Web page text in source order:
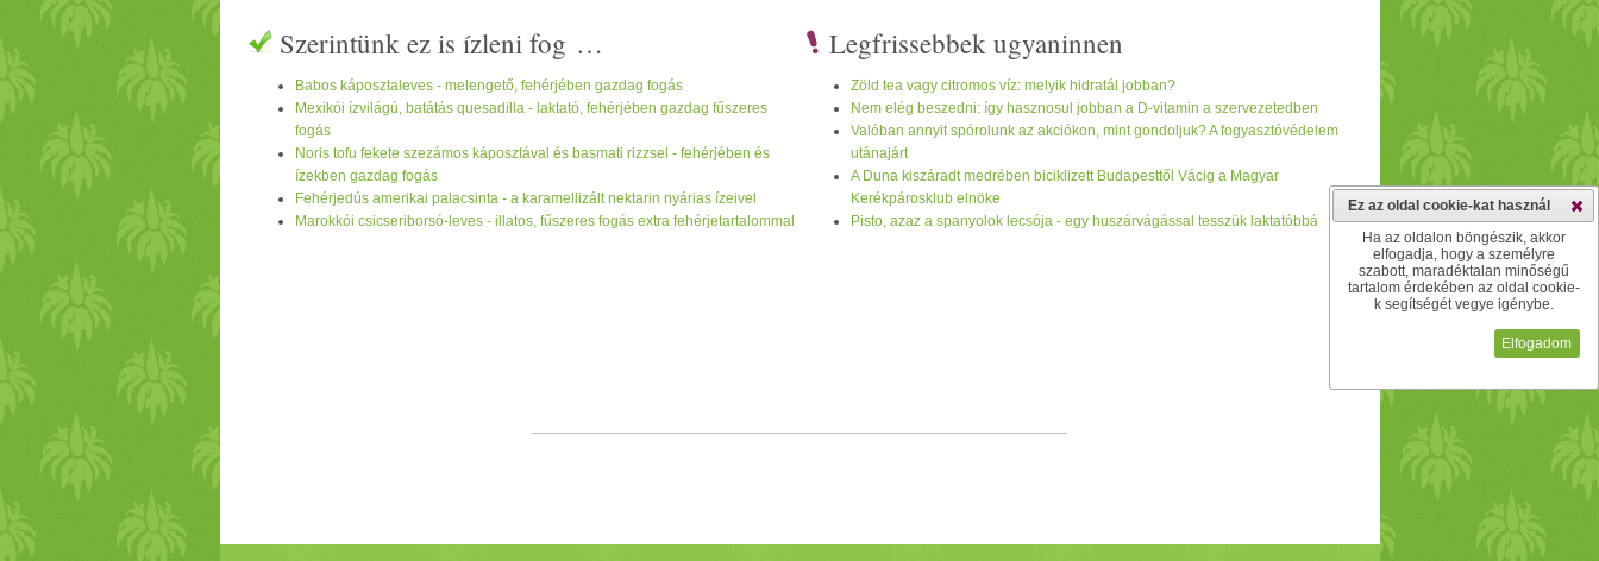
Szerintünk ez is ízleni fog …
Babos káposztaleves - melengető, fehérjében gazdag fogás
Mexikói ízvilágú, batátás quesadilla - laktató, fehérjében gazdag fűszeres
fogás
Noris tofu fekete szezámos káposztával és basmati rizzsel - fehérjében és
ízekben gazdag fogás
Fehérjedús amerikai palacsinta - a karamellizált nektarin nyárias ízeivel
Marokkói csicseriborsó-leves - illatos, fűszeres fogás extra fehérjetartalommal
Legfrissebbek ugyaninnen
Zöld tea vagy citromos víz: melyik hidratál jobban?
Nem elég beszedni: így hasznosul jobban a D-vitamin a szervezetedben
Valóban annyit spórolunk az akciókon, mint gondoljuk? A fogyasztóvédelem
utánajárt
A Duna kiszáradt medrében biciklizett Budapesttől Vácig a Magyar
Kerékpárosklub elnöke
Pisto, azaz a spanyolok lecsója - egy huszárvágással tesszük laktatóbbá
Ez az oldal cookie-kat használ
Ha az oldalon böngészik, akkor
elfogadja, hogy a személyre
szabott, maradéktalan minőségű
tartalom érdekében az oldal cookie-
k segítségét vegye igénybe.
Elfogadom